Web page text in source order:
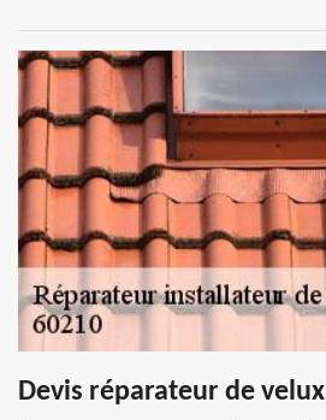
Devis réparateur de velux